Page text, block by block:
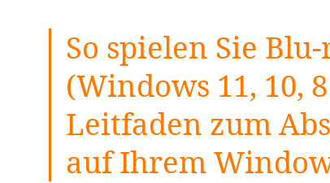
So spielen Sie
(Windows 11, 10,
Leitfaden zum
auf Ihrem